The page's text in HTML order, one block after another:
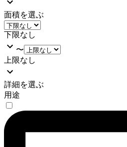
面積を選ぶ
下限なし
〜
上限なし
詳細を選ぶ
用途